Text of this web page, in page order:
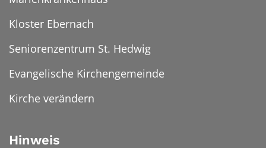
Kloster Ebernach
Seniorenzentrum St. Hedwig
Evangelische Kirchengemeinde
Kirche verändern
Hinweis